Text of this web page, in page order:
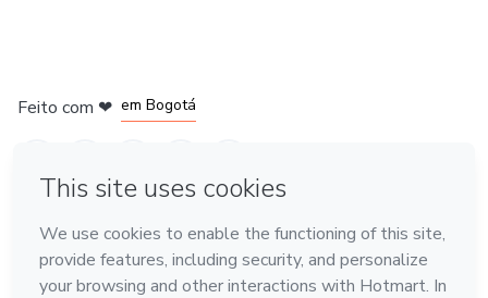
Feito com ❤ em Bogotá
Conheça a Hotmart
Idioma